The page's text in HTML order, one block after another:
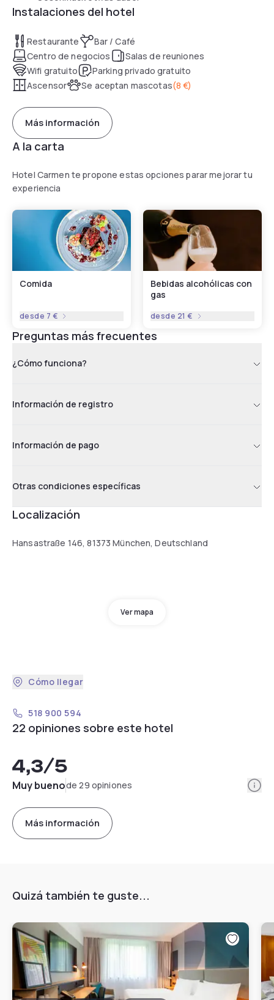
Instalaciones del hotel
Restaurante
Bar / Café
Centro de negocios
Salas de reuniones
Wifi gratuito
Parking privado gratuito
Ascensor
Se aceptan mascotas(8 €)
Más información
A la carta
Hotel Carmen te propone estas opciones parar mejorar tu
experiencia
Comida
desde 7 €
Bebidas alcohólicas con
gas
desde 21 €
Preguntas más frecuentes
¿Cómo funciona?
Información de registro
Información de pago
Otras condiciones específicas
Localización
Hansastraße 146, 81373 München, Deutschland
Ver mapa
Cómo llegar
518 900 594
22 opiniones sobre este hotel
4,3/5
Muy buenode 29 opiniones
Más información
Quizá también te guste...